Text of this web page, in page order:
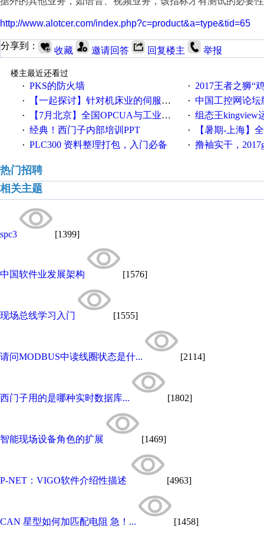
http://www.alotcer.com/index.php?c=product&a=type&tid=65
分享到： 收藏 邀请回答 回复楼主 举报
楼主最近还看过
· PKS的防火墙 · 2017王者之狮“鸡”情签到
· 【一起探讨】针对机床业的伺服系统发展，您的期望是什么？ · 中国工控网论坛版
· 【7月北京】全国OPCUA与工业互联技术培训班通知！ · 组态王kingview
· 经典！西门子内部培训PPT · 【暑期-上海】全国工业
· PLC300 资料整理打包，入门必备 · 撸袖实干，2017gongkong®第
热门招聘
相关主题
spc3 [1399]
中国软件业发展架构 [1576]
现场总线学习入门 [1555]
请问MODBUS中读线圈状态是什... [2114]
西门子用的是哪种实时数据库... [1802]
智能现场设备角色的扩展 [1469]
P-NET：VIGO软件介绍性描述 [4963]
CAN 星型如何加匹配电阻 急！... [1458]